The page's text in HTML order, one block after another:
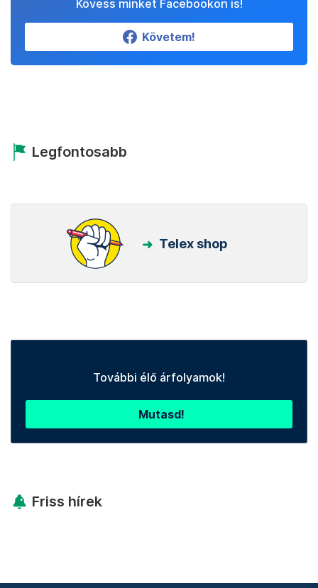
Kövess minket Facebookon is!
Követem!
Legfontosabb
Telex shop
További élő árfolyamok!
Mutasd!
Friss hírek